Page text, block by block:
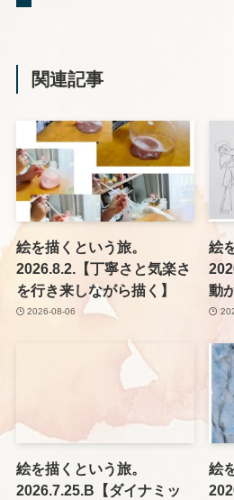
関連記事
絵を描くという旅。
2026.8.2.【丁寧さと気楽さ
を行き来しながら描く】
2026-08-06
絵
動
絵を描くという旅。
2026.7.25.B【ダイナミッ
絵